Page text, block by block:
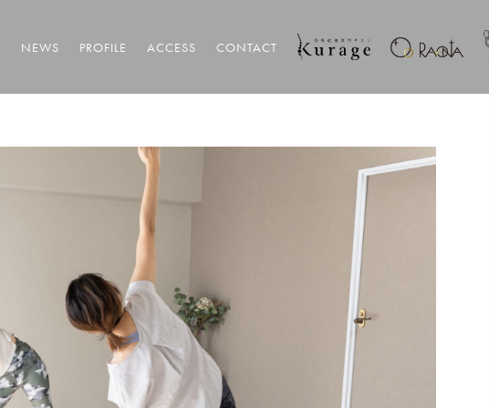
NEWS PROFILE ACCESS CONTACT